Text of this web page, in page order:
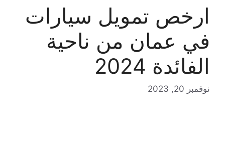
ارخص تمويل سيارات
في عمان من ناحية
الفائدة 2024
نوفمبر 20, 2023